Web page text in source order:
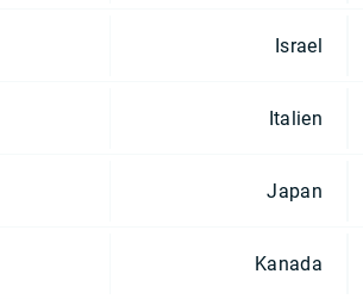
Israel
Italien
Japan
Kanada